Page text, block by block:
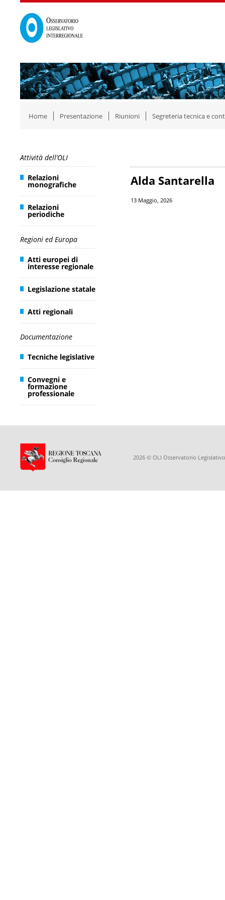
Home Presentazione Riunioni Segreteria tecnica e
Attività dell’OLI
Relazioni
monografiche
Relazioni
periodiche
Regioni ed Europa
Atti europei di
interesse regionale
Legislazione statale
Atti regionali
Documentazione
Tecniche legislative
Convegni e
formazione
professionale
Alda Santarella
13 Maggio, 2026
2026 © OLI Osservatorio